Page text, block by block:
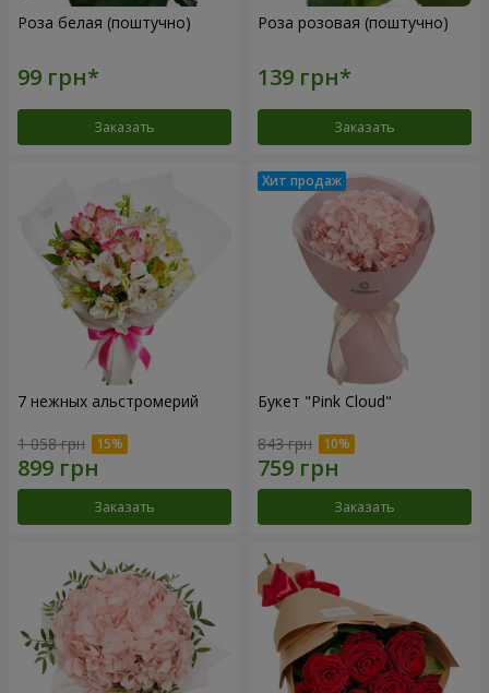
Роза белая (поштучно)
Заказать
Роза розовая (поштучно)
Заказать
7 нежных альстромерий
1 058 грн
Заказать
Букет "Pink Cloud"
843 грн
Заказать